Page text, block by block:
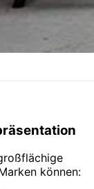
können: